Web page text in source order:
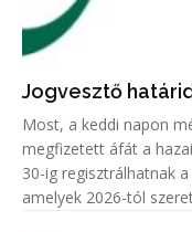
Jogvesztő
Most, a keddi napon
megfizetett áfát a
30-ig regisztrálhatnak
amelyek 2026-tól